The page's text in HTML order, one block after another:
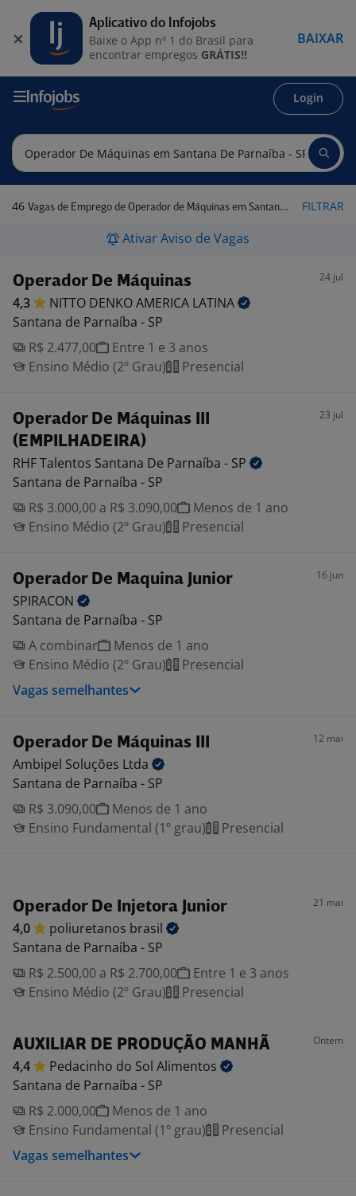
Login
46 Vagas de Emprego de Operador de Máquinas em Santana de Parnaíba - SP FILTRAR
Ativar Aviso de Vagas
Operador De Máquinas 24 jul
4,3 NITTO DENKO AMERICA LATINA
Santana de Parnaíba - SP
R$ 2.477,00
Entre 1 e 3 anos
Ensino Médio (2º Grau)
Presencial
Operador De Máquinas III
(EMPILHADEIRA)
23 jul
RHF Talentos Santana De Parnaíba - SP
Santana de Parnaíba - SP
R$ 3.000,00 a R$ 3.090,00
Menos de 1 ano
Ensino Médio (2º Grau)
Presencial
Operador De Maquina Junior 16 jun
SPIRACON
Santana de Parnaíba - SP
A combinar
Menos de 1 ano
Ensino Médio (2º Grau)
Presencial
Vagas semelhantes
Operador De Máquinas III 12 mai
Ambipel Soluções Ltda
Santana de Parnaíba - SP
R$ 3.090,00
Menos de 1 ano
Ensino Fundamental (1º grau)
Presencial
Operador De Injetora Junior 21 mai
4,0 poliuretanos brasil
Santana de Parnaíba - SP
R$ 2.500,00 a R$ 2.700,00
Entre 1 e 3 anos
Ensino Médio (2º Grau)
Presencial
AUXILIAR DE PRODUÇÃO MANHÃ Ontem
4,4 Pedacinho do Sol Alimentos
Santana de Parnaíba - SP
R$ 2.000,00
Menos de 1 ano
Ensino Fundamental (1º grau)
Presencial
Vagas semelhantes
Aplicativo do Infojobs
Baixe o App nº 1 do Brasil para
encontrar empregos GRÁTIS!!
BAIXAR